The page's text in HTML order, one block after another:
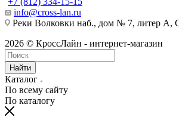
info@cross-lan.ru
Реки Волковки наб., дом № 7, литер А,
2026 © КроссЛайн - интернет-магазин
Найти
Каталог
По всему сайту
По каталогу